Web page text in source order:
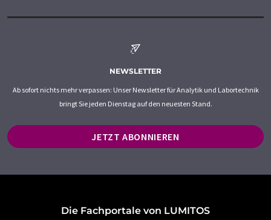
NEWSLETTER
Ab sofort nichts mehr verpassen: Unser Newsletter für Analytik und Labortechnik
bringt Sie jeden Dienstag auf den neuesten Stand.
JETZT ABONNIEREN
Die Fachportale von LUMITOS